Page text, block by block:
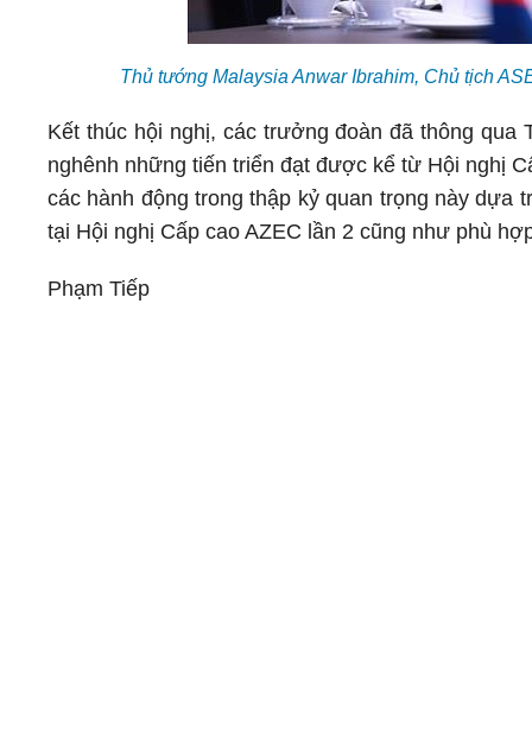
Thủ tướng Malaysia Anwar Ibrahim, Chủ tịch
Kết thúc hội nghị, các trưởng đoàn đã thông qua
nghênh những tiến triển đạt được kể từ Hội nghị
các hành động trong thập kỷ quan trọng này dựa
tại Hội nghị Cấp cao AZEC lần 2 cũng như phù
Phạm Tiếp